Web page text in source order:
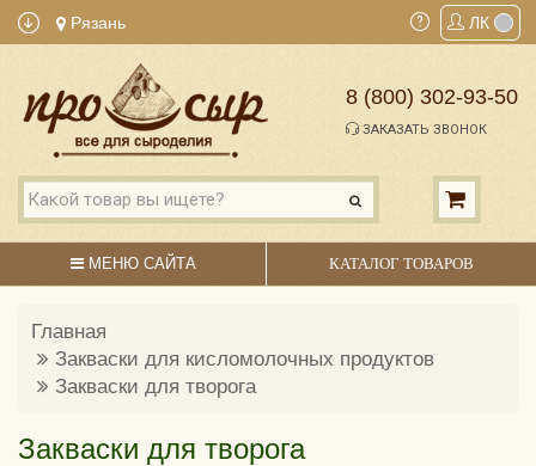
Рязань ЛК
8 (800) 302-93-50
ЗАКАЗАТЬ ЗВОНОК
МЕНЮ САЙТА КАТАЛОГ ТОВАРОВ
Главная
Закваски для кисломолочных продуктов
Закваски для творога
Закваски для творога